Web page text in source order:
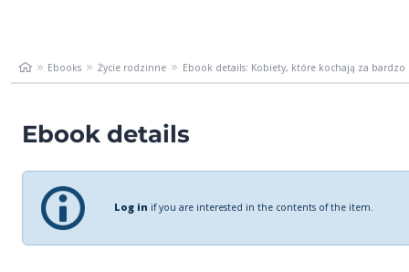
Ebooks Życie rodzinne Ebook details: Kobiety, które kochają za bardzo
Ebook details
Log in if you are interested in the contents of the item.